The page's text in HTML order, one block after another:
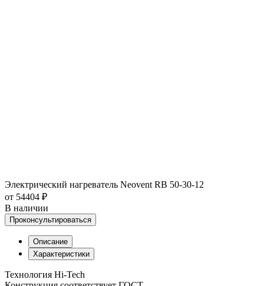
Электрический нагреватель Neovent RB 50-30-12
от 54404 ₽
В наличии
Проконсультироваться
Описание
Характеристики
Технология Hi-Tech